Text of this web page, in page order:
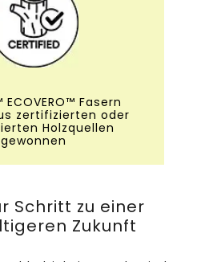
ECOVERO™ Fasern
zertifizierten oder
Holzquellen
gewonnen
Schritt zu einer
Zukunft